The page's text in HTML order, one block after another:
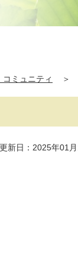
コミュニティ ＞
新日：2025年01月